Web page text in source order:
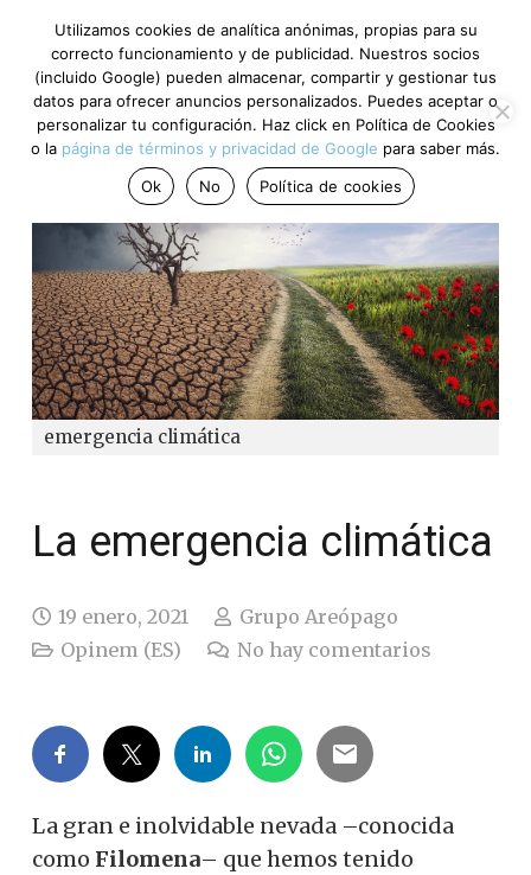
emergencia climática
La emergencia climática
19 enero, 2021
Grupo Areópago
Opinem (ES)
No hay comentarios
La gran e inolvidable nevada –conocida
como Filomena– que hemos tenido
Utilizamos cookies de analítica anónimas, propias para su
correcto funcionamiento y de publicidad. Nuestros socios
(incluido Google) pueden almacenar, compartir y gestionar tus
datos para ofrecer anuncios personalizados. Puedes aceptar o
personalizar tu configuración. Haz click en Política de Cookies
o la página de términos y privacidad de Google para saber más.
Ok
No Política de cookies